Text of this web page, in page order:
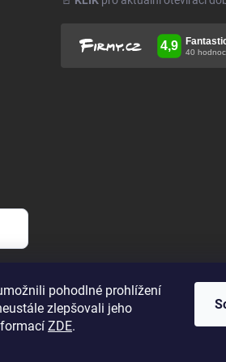
pohodlné prohlížení
zlepšovali jeho
ZDE.